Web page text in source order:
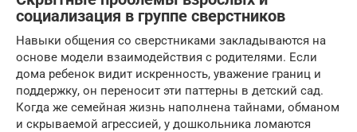
социализация в группе сверстников
Навыки общения со сверстниками закладываются на
основе модели взаимодействия с родителями. Если
дома ребенок видит искренность, уважение границ и
поддержку, он переносит эти паттерны в детский сад.
Когда же семейная жизнь наполнена тайнами, обманом
и скрываемой агрессией, у дошкольника ломаются